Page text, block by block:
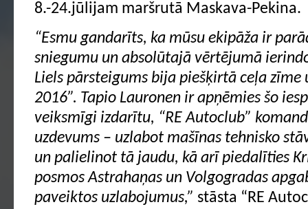
8.-24.jūlijam maršrutā Maskava-Pekina.
“Esmu gandarīts, ka mūsu ekipāža ir
sniegumu un absolūtajā vērtējumā
Liels pārsteigums bija piešķirtā ceļa zīme
2016”. Tapio Lauronen ir apņēmies šo
veiksmīgi izdarītu, “RE Autoclub”
uzdevums – uzlabot mašīnas tehnisko
un palielinot tā jaudu, kā arī piedalīties
posmos Astrahaņas un Volgogradas
paveiktos uzlabojumus,” stāsta “RE